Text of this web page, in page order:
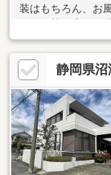
装はもちろん、お
９．６帖と広々！
力的な住宅です！
静岡県